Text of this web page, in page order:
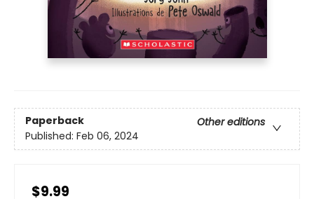
Paperback
Other editions
Published: Feb 06, 2024
$9.99